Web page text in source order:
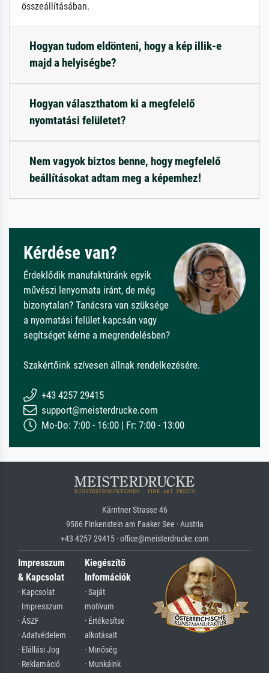
összeállításában.
Hogyan tudom eldönteni, hogy a kép illik-e
majd a helyiségbe?
Hogyan választhatom ki a megfelelő
nyomtatási felületet?
Nem vagyok biztos benne, hogy megfelelő
beállításokat adtam meg a képemhez!
Kérdése van?
Érdeklődik manufaktúránk egyik
művészi lenyomata iránt, de még
bizonytalan? Tanácsra van szüksége
a nyomatási felület kapcsán vagy
segítséget kérne a megrendelésben?
Szakértőink szívesen állnak rendelkezésére.
+43 4257 29415
support@meisterdrucke.com
Mo-Do: 7:00 - 16:00 | Fr: 7:00 - 13:00
Kärntner Strasse 46
9586 Finkenstein am Faaker See · Austria
+43 4257 29415 · office@meisterdrucke.com
Impresszum
& Kapcsolat
· Kapcsolat
· Impresszum
· ÁSZF
· Adatvédelem
· Elállási Jog
· Reklamáció
Kiegészítő
Információk
· Saját
motívum
· Értékesítse
alkotásait
· Minőség
· Munkáink